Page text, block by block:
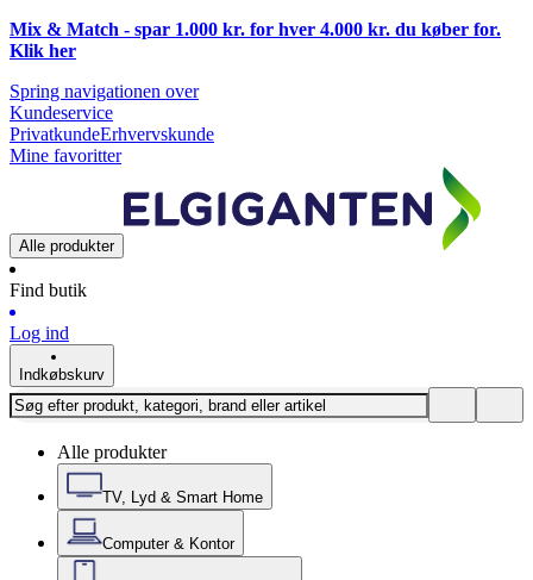
Mix & Match - spar 1.000 kr. for hver 4.000 kr. du køber for.
Klik her
Spring navigationen over
Kundeservice
PrivatkundeErhvervskunde
Mine favoritter
Alle produkter
Find butik
Log ind
Indkøbskurv
Alle produkter
TV, Lyd & Smart Home
Computer & Kontor